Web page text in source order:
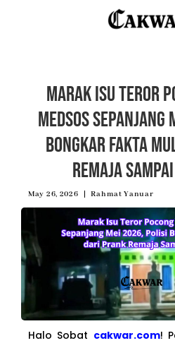
Marak Isu Teror
Medsos Sepanjang
Bongkar Fakta
Remaja
May 26, 2026 Rahmat Yanuar
Halo Sobat cakwar.com!